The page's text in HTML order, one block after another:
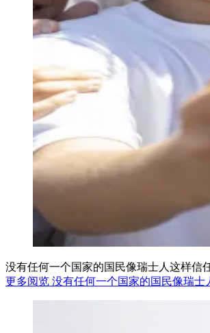
没有任何一个国家的国民像瑞士人这样信
更多阅览 没有任何一个国家的国民像瑞士